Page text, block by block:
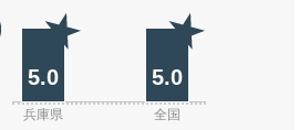
5.0 5.0
兵庫県 全国